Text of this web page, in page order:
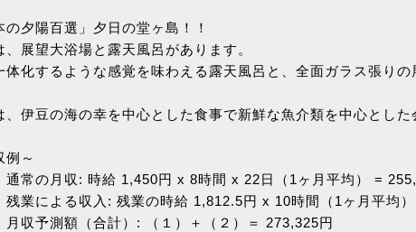
の夕陽百選」夕日の堂ヶ島！！
、展望大浴場と露天風呂があります。
体化するような感覚を味わえる露天風呂と、全面ガラス張り
、伊豆の海の幸を中心とした食事で新鮮な魚介類を中心とし
例～
通常の月収: 時給 1,450円 x 8時間 x 22日（1ヶ月平均） =
残業による収入: 残業の時給 1,812.5円 x 10時間（1ヶ月平均
月収予測額（合計）: （１）＋（２）＝ 273,325円